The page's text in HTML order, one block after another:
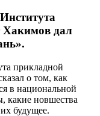
Хакимов дал
прикладной
о том, как
в национальной
какие новшества
будущее.